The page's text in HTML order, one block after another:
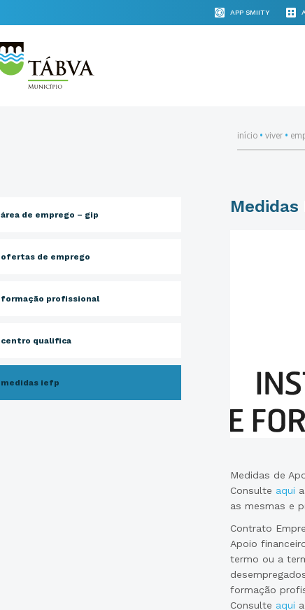
APP SMIITY
área de emprego – gip
ofertas de emprego
formação profissional
centro qualifica
medidas iefp
início•viver•
Medidas
Medidas de
Consulte aqui
as mesmas e
Contrato
Apoio
termo ou a
formação
Consulte aqui